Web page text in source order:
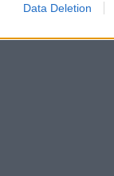
Data Deletion